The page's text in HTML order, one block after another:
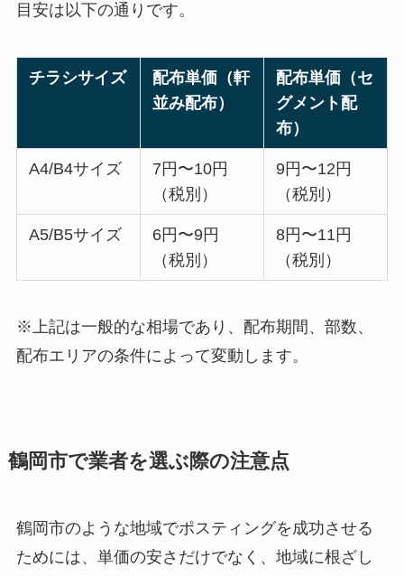
目安は以下の通りです。
チラシサイズ
配布単価（軒
並み配布）
配布単価（セ
グメント配
布）
A4/B4サイズ
7円〜10円
（税別）
9円〜12円
（税別）
A5/B5サイズ
6円〜9円
（税別）
8円〜11円
（税別）
※上記は一般的な相場であり、配布期間、部数、
配布エリアの条件によって変動します。
鶴岡市で業者を選ぶ際の注意点
鶴岡市のような地域でポスティングを成功させる
ためには、単価の安さだけでなく、地域に根ざし